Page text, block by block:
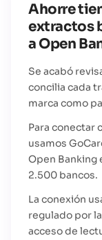
Ahorre
extractos
a Open
Se acabó
concilia cada
marca como
Para conectar
usamos
Open Banking
2.500 bancos.
La conexión
regulado por
acceso de